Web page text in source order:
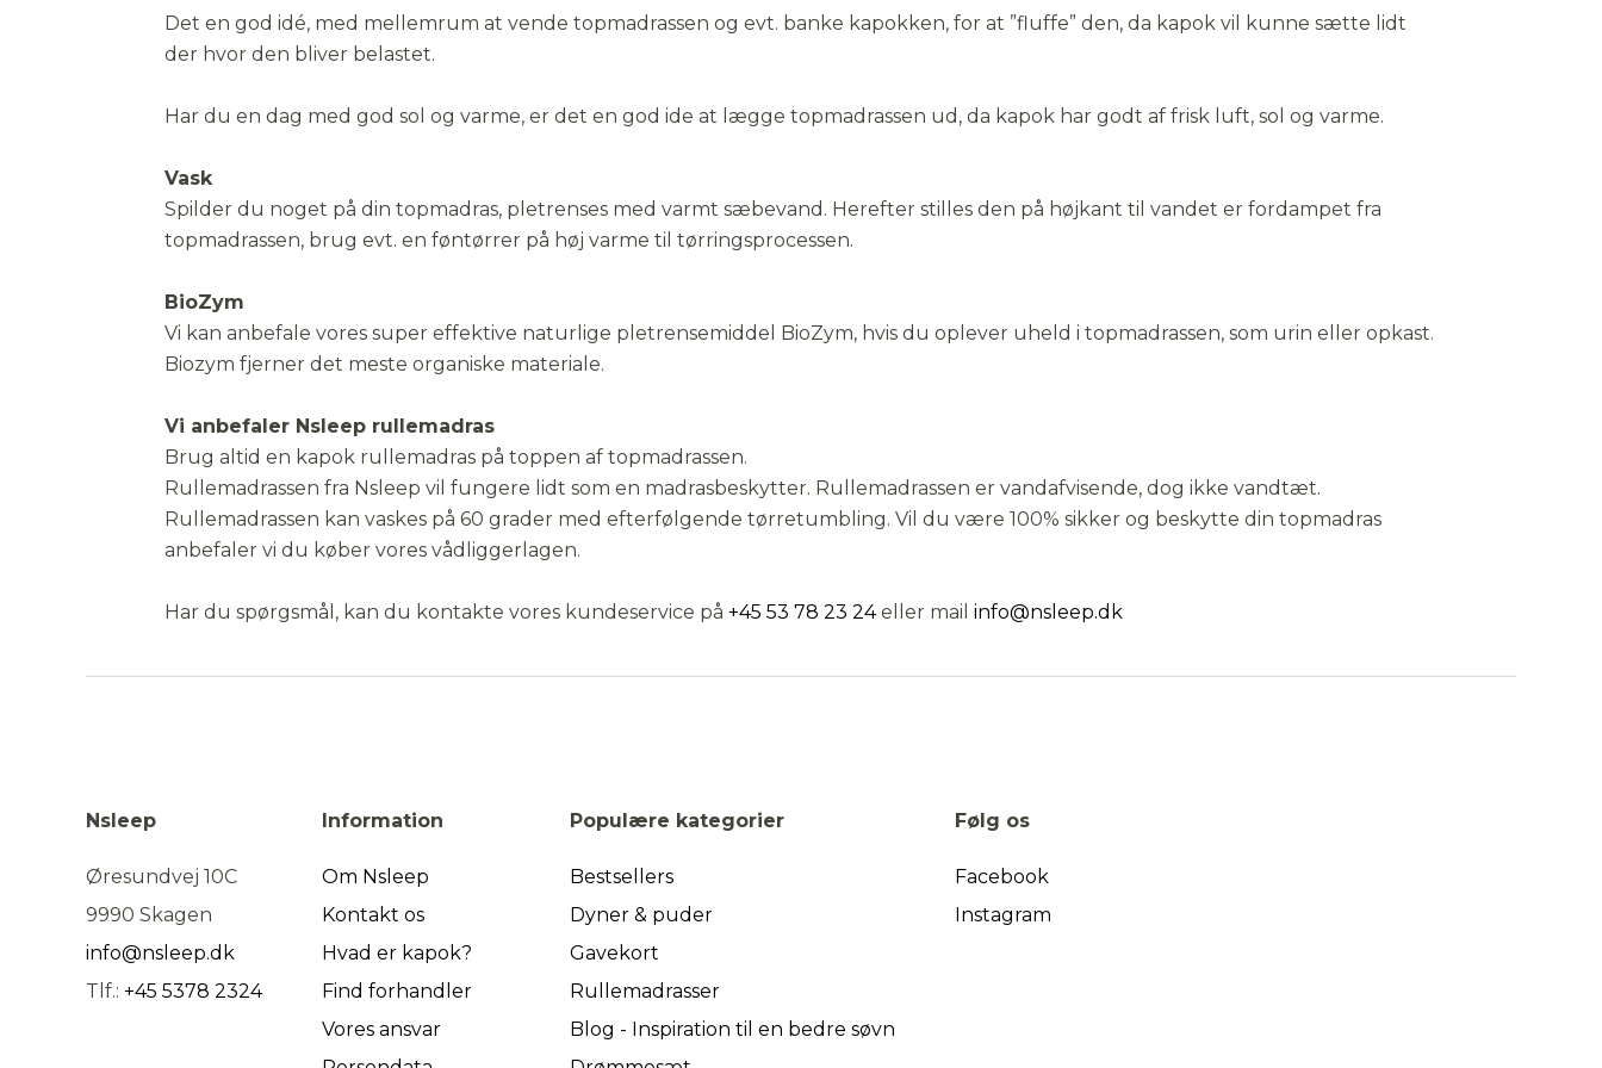
Baby 70 x 100 cm Junior 100 x 140 cm Voksen 140 x 200 cm
Voksen ekstra længde
Baby 40 x 45 cm Junior 40 x 45 cm Voksen 40 x 600 cm Voksen 60 x 63 cm
Barnevogn 36 x 96 cm Baby 60 x 120 cm Junior 70 x 160 cm
Junior/voksen 90 x
Barnevogn 36 x 96 cm Baby 60 x 120 cm
Junior/voksen 90 x
Voksen 180 x 200 cm
90 x 200 cm 140 x 200 cm 160 x 200 cm 180 x 200 cm
Barnevogn 36 x 96 cm Baby 60 x 120 cm Junior 70 x 160 cm
Junior/voksen 90 x
Indsats til autostol 45 -
85 cm
Indsats til autostol &
klapvogn 75 - 105 cm
Indsats til autostol 100
Ammepude
Det en god idé, med mellemrum at vende topmadrassen og evt. banke kapokken, for at ”fluffe” den, da kapok vil kunne sætte lidt
der hvor den bliver belastet.
Har du en dag med god sol og varme, er det en god ide at lægge topmadrassen ud, da kapok har godt af frisk luft, sol og varme.
Vask
Spilder du noget på din topmadras, pletrenses med varmt sæbevand. Herefter stilles den på højkant til vandet er fordampet fra
topmadrassen, brug evt. en føntørrer på høj varme til tørringsprocessen.
BioZym
Vi kan anbefale vores super effektive naturlige pletrensemiddel BioZym, hvis du oplever uheld i topmadrassen, som urin eller opkast.
Biozym fjerner det meste organiske materiale.
Vi anbefaler Nsleep rullemadras
Brug altid en kapok rullemadras på toppen af topmadrassen.
Rullemadrassen fra Nsleep vil fungere lidt som en madrasbeskytter. Rullemadrassen er vandafvisende, dog ikke vandtæt.
Rullemadrassen kan vaskes på 60 grader med efterfølgende tørretumbling. Vil du være 100% sikker og beskytte din topmadras
anbefaler vi du køber vores vådliggerlagen.
Har du spørgsmål, kan du kontakte vores kundeservice på +45 53 78 23 24eller mail info@nsleep.dk
Nsleep
Øresundvej 10C
9990 Skagen
info@nsleep.dk
Tlf.: +45 5378 2324
Information
Om Nsleep
Kontakt os
Hvad er kapok?
Find forhandler
Vores ansvar
Populære kategorier
Bestsellers
Dyner & puder
Gavekort
Rullemadrasser
Blog - Inspiration til en bedre søvn
Følg os
Facebook
Instagram